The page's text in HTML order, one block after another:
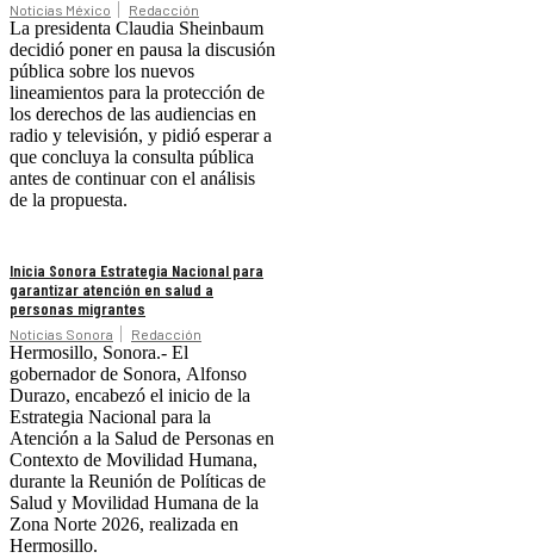
Noticias México Redacción
La presidenta Claudia Sheinbaum
decidió poner en pausa la discusión
pública sobre los nuevos
lineamientos para la protección de
los derechos de las audiencias en
radio y televisión, y pidió esperar a
que concluya la consulta pública
antes de continuar con el análisis
de la propuesta.
Inicia Sonora Estrategia Nacional para
garantizar atención en salud a
personas migrantes
Noticias Sonora Redacción
Hermosillo, Sonora.- El
gobernador de Sonora, Alfonso
Durazo, encabezó el inicio de la
Estrategia Nacional para la
Atención a la Salud de Personas en
Contexto de Movilidad Humana,
durante la Reunión de Políticas de
Salud y Movilidad Humana de la
Zona Norte 2026, realizada en
Hermosillo.